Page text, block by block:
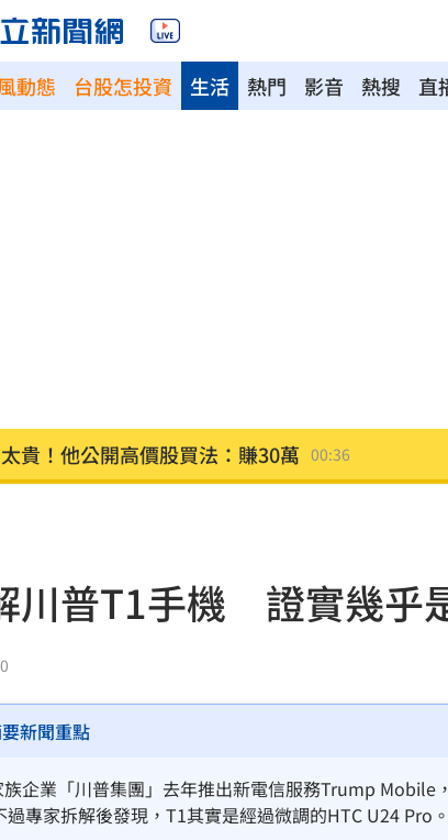
動態 台股怎投資 熱門 影音 熱搜 直
生活
增221% 愛普*EPS衝4.18元！ 01:20
貴！他公開高價股買法：賺30萬 00:36
控狂襲居民！官方追查異常原因
！專家憂病毒恐已突變 00:23
嘸地方丟 騎車咬著遭攔查槓警
吐露心聲：後悔當年嫁給鍾鎮濤 00:22
記憶空白 禹菡：當年真不懂事 00:12
川普T1手機 證實幾乎
新聞重點
企業「川普集團」去年推出新電信服務Trump Mobile
專家拆解後發現，T1其實是經過微調的HTC U24 Pro。